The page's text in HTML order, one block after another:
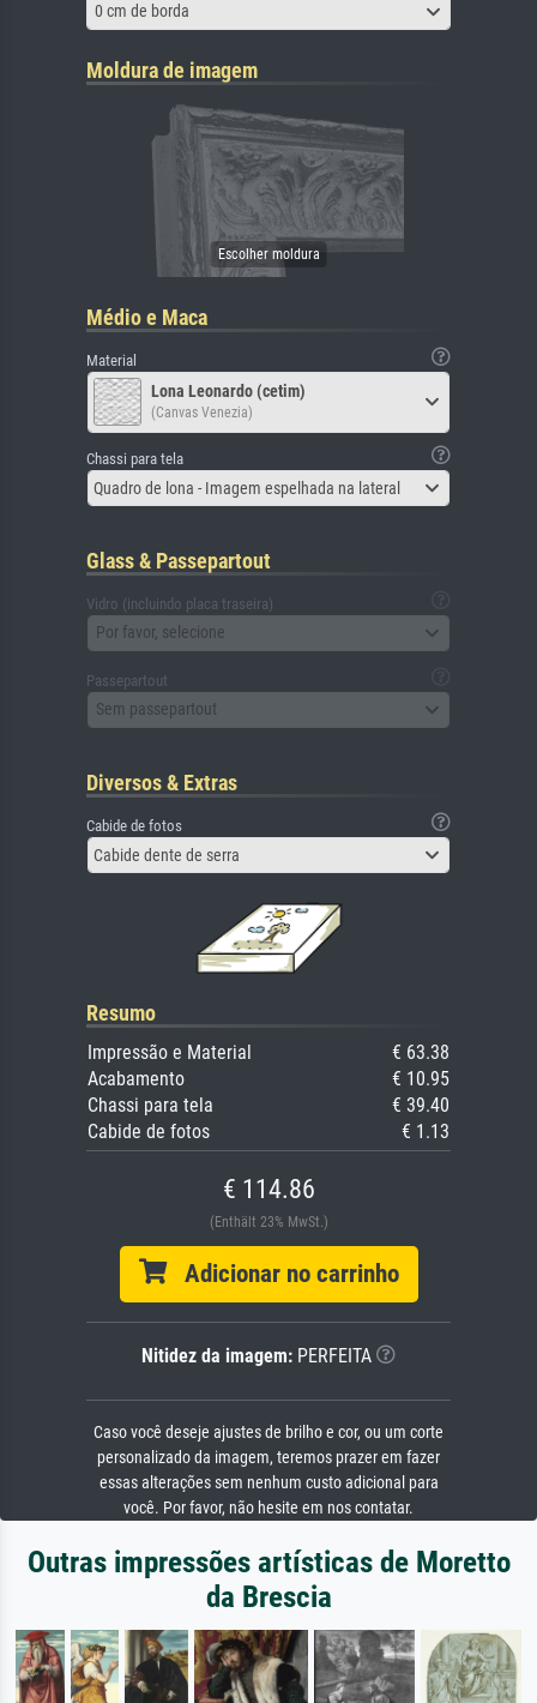
0 cm de borda
Moldura de imagem
Médio e Maca
Material
Lona Leonardo (cetim)
(Canvas Venezia)
Chassi para tela
Quadro de lona - Imagem espelhada na lateral
Glass & Passepartout
Vidro (incluindo placa traseira)
Por favor, selecione
Passepartout
Sem passepartout
Diversos & Extras
Cabide de fotos
Cabide dente de serra
Resumo
Impressão e Material
€ 63.38
Acabamento
€ 10.95
Chassi para tela
€ 39.40
Cabide de fotos
€ 1.13
€ 114.86
(Enthält 23% MwSt.)
Adicionar no carrinho
Nitidez da imagem: PERFEITA
Caso você deseje ajustes de brilho e cor, ou um corte
personalizado da imagem, teremos prazer em fazer
essas alterações sem nenhum custo adicional para
você. Por favor, não hesite em nos contatar.
Outras impressões artísticas de Moretto
da Brescia